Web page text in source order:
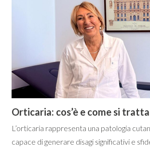
Orticaria: cos’è e come si tratta
L’orticaria rappresenta una patologia
capace di generare disagi significativi e